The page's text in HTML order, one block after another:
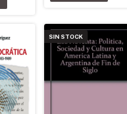
SIN STOCK